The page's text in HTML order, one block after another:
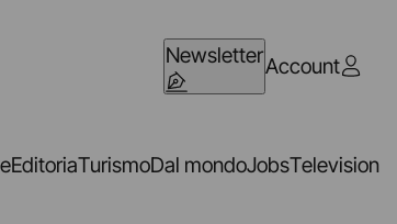
NewsletterAccount
EditoriaTurismoDal mondoJobsTelevision